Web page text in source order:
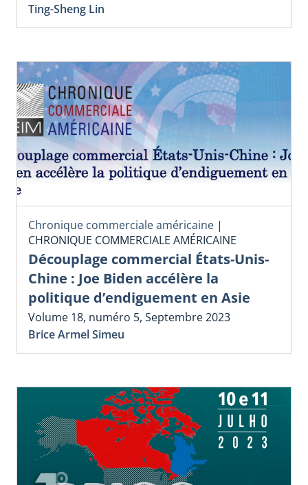
Ting-Sheng Lin
Chronique commerciale américaine |
CHRONIQUE COMMERCIALE AMÉRICAINE
Découplage commercial États-Unis-
Chine : Joe Biden accélère la
politique d’endiguement en Asie
Volume 18, numéro 5, Septembre 2023
Brice Armel Simeu